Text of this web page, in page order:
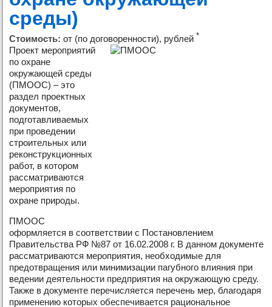
среды)
Стоимость: от (по договоренности), рублей *
Проект мероприятий
по охране
окружающей среды
(ПМООС) – это
раздел проектных
документов,
подготавливаемых
при проведении
строительных или
реконструкционных
работ, в котором
рассматриваются
мероприятия по
охране природы.
ПМООС
оформляется в соответствии с Постановлением
Правительства РФ №87 от 16.02.2008 г. В данном документе
рассматриваются мероприятия, необходимые для
предотвращения или минимизации пагубного влияния при
ведении деятельности предприятия на окружающую среду.
Также в документе перечисляется перечень мер, благодаря
применению которых обеспечивается рациональное